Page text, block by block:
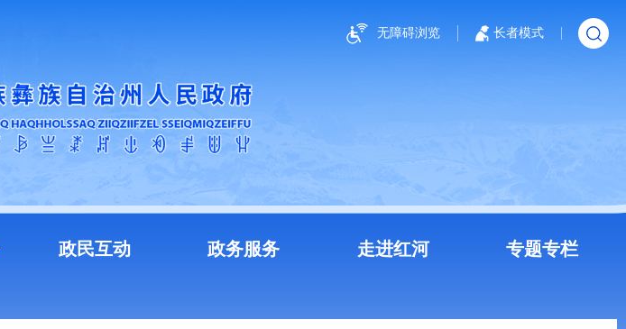
无障碍浏览 长者模式
政民互动 政务服务 走进红河 专题专栏